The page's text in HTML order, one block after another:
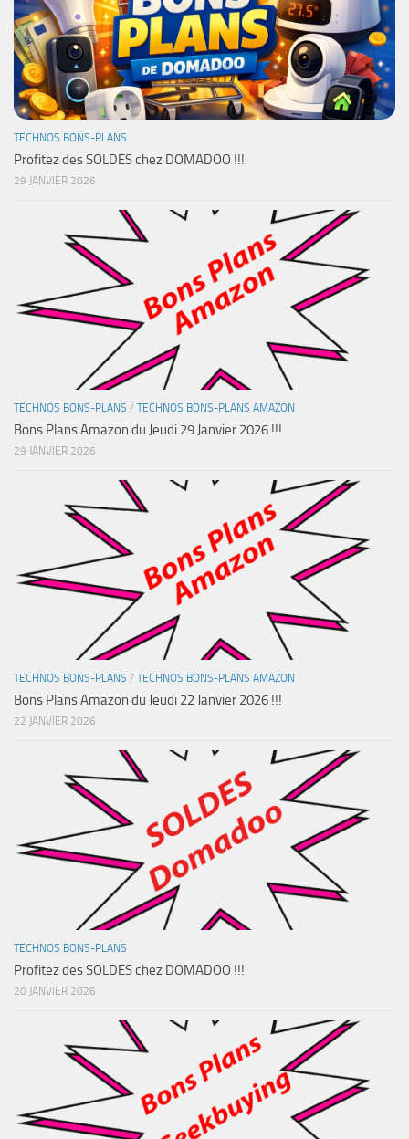
TECHNOS BONS-PLANS
Profitez des SOLDES chez DOMADOO !!!
29 JANVIER 2026
TECHNOS BONS-PLANS / TECHNOS BONS-PLANS AMAZON
Bons Plans Amazon du Jeudi 29 Janvier 2026 !!!
29 JANVIER 2026
TECHNOS BONS-PLANS / TECHNOS BONS-PLANS AMAZON
Bons Plans Amazon du Jeudi 22 Janvier 2026 !!!
22 JANVIER 2026
TECHNOS BONS-PLANS
Profitez des SOLDES chez DOMADOO !!!
20 JANVIER 2026